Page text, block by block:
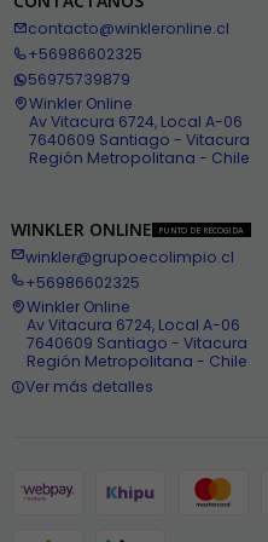
contacto@winkleronline.cl
+56986602325
56975739879
Winkler Online
Av Vitacura 6724, Local A-06
7640609 Santiago - Vitacura
Región Metropolitana - Chile
WINKLER ONLINE PUNTO DE RECOGIDA
winkler@grupoecolimpio.cl
+56986602325
Winkler Online
Av Vitacura 6724, Local A-06
7640609 Santiago - Vitacura
Región Metropolitana - Chile
Ver más detalles